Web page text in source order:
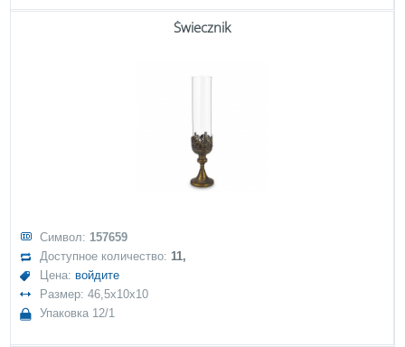
Świecznik
Символ: 157659
Доступное количество:11,
Цена: войдите
Размер: 46,5x10x10
Упаковка 12/1